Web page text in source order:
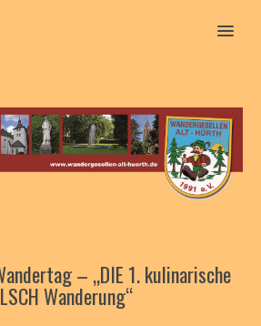
MENU
– „DIE 1. kulinarische
Wanderung“